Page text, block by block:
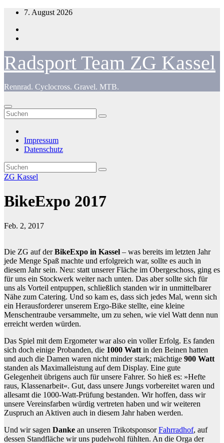
Zum
springen
7. August 2026
Radsport Team ZG Kassel
Rennrad. Cyclocross. Gravel. MTB.
Impressum
Datenschutz
ZG Kassel
BikeExpo 2017
Feb. 2, 2017
Die ZG auf derBikeExpo in Kassel – was bereits im letzten Jahr
jede Menge Spaß machte und erfolgreich war, sollte es auch in
diesem Jahr sein. Neu: statt unserer Fläche im Obergeschoss, ging es
für uns ein Stockwerk weiter nach unten. Das aber sollte sich für
uns als Vorteil entpuppen, schließlich standen wir in unmittelbarer
Nähe zum Catering. Und so kam es, dass sich jedes Mal, wenn sich
ein Herausforderer unserem Ergo-Bike stellte, eine kleine
Menschentraube versammelte, um zu sehen, wie viel Watt denn nun
erreicht werden würden.
Das Spiel mit dem Ergometer war also ein voller Erfolg. Es fanden
sich doch einige Probanden, die 1000 Watt in den Beinen hatten
und auch die Damen waren nicht minder stark; mächtige 900 Watt
standen als Maximalleistung auf dem Display. Eine gute
Gelegenheit übrigens auch für unsere Fahrer. So hieß es: »Hefte
raus, Klassenarbeit«. Gut, dass unsere Jungs vorbereitet waren und
allesamt die 1000-Watt-Prüfung bestanden. Wir hoffen, dass wir
unsere Vereinsfarben würdig vertreten haben und wir weiteren
Zuspruch an Aktiven auch in diesem Jahr haben werden.
Und wir sagen Danke an unseren TrikotsponsorFahrradhof, auf
dessen Standfläche wir uns pudelwohl fühlten. An die Orga der